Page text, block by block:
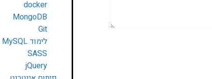
docker
MongoDB
Git
לימוד MySQL
SASS
jQuery